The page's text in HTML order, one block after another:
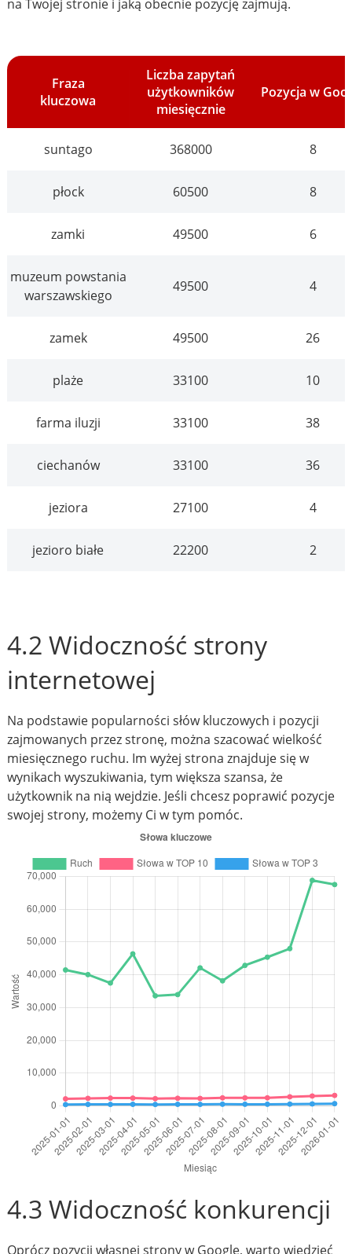
na Twojej stronie i jaką obecnie pozycję zajmują.
Fraza
kluczowa
Liczba zapytań
użytkowników
miesięcznie
Pozycja w
suntago 368000 8
płock 60500 8
zamki 49500 6
muzeum powstania
warszawskiego
49500 4
zamek 49500 26
plaże 33100 10
farma iluzji 33100 38
ciechanów 33100 36
jeziora 27100 4
jezioro białe 22200 2
4.2 Widoczność strony
internetowej
Na podstawie popularności słów kluczowych i pozycji
zajmowanych przez stronę, można szacować wielkość
miesięcznego ruchu. Im wyżej strona znajduje się w
wynikach wyszukiwania, tym większa szansa, że
użytkownik na nią wejdzie. Jeśli chcesz poprawić pozycje
swojej strony, możemy Ci w tym pomóc.
4.3 Widoczność konkurencji
Oprócz pozycji własnej strony w Google, warto wiedzieć